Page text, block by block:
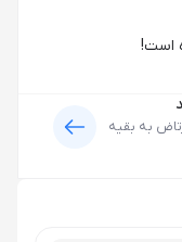
است!
به بقیه